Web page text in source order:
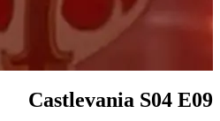
Castlevania S04 E09